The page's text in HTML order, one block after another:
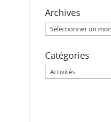
Archives
Archives
Catégories
Catégories